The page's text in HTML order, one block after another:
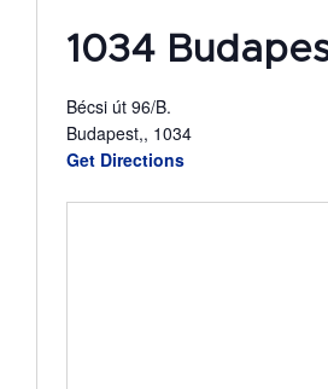
1034
Bécsi út 96/B.
Budapest,, 1034
Get Directions